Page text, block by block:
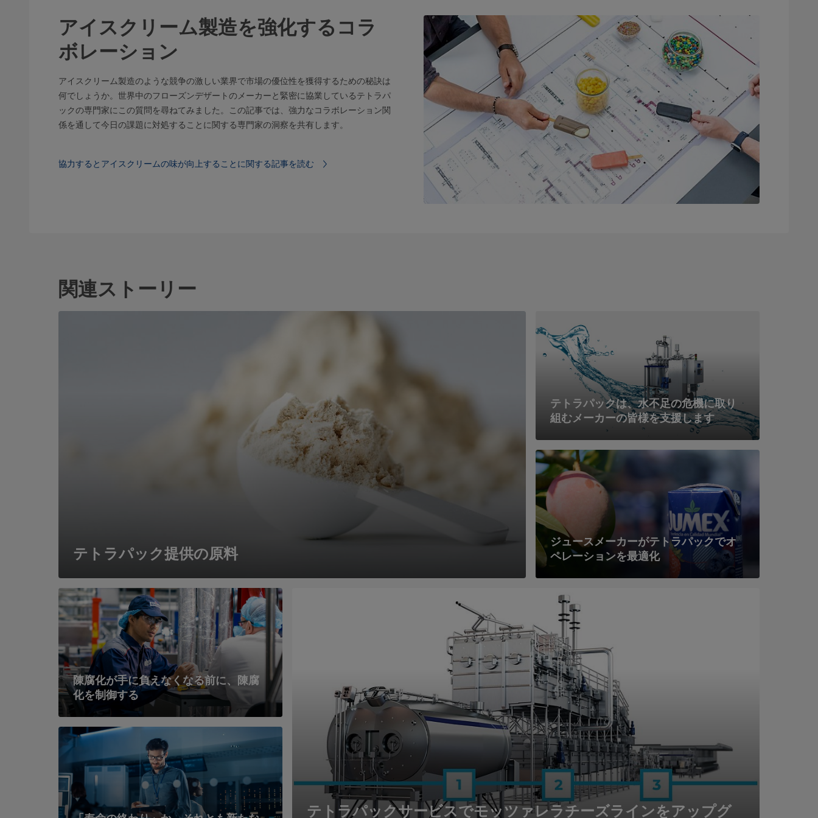
アイスクリーム製造を強化するコラ
ボレーション
アイスクリーム製造のような競争の激しい業界で市場の優位性を獲得するための秘訣は
何でしょうか。世界中のフローズンデザートのメーカーと緊密に協業しているテトラパ
ックの専門家にこの質問を尋ねてみました。この記事では、強力なコラボレーション関
係を通して今日の課題に対処することに関する専門家の洞察を共有します。
協力するとアイスクリームの味が向上することに関する記事を読む
関連ストーリー
テトラパック提供の原料
テトラパックは、水不足の危機に取り
組むメーカーの皆様を支援します
ジュースメーカーがテトラパックでオ
ペレーションを最適化
陳腐化が手に負えなくなる前に、陳腐
化を制御する
テトラパックサービスでモッツァレラチーズラインをアップグ